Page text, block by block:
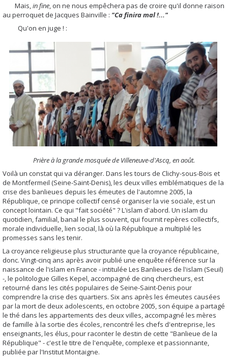
Mais,in fine, on ne nous empêchera pas de croire qu'il donne raison
au perroquet de Jacques Bainville : "Ca finira mal !..."
Qu'on en juge ! :
Prière à la grande mosquée de Villeneuve-d'Ascq, en août.
Voilà un constat qui va déranger. Dans les tours de Clichy-sous-Bois et
de Montfermeil (Seine-Saint-Denis), les deux villes emblématiques de la
crise des banlieues depuis les émeutes de l'automne 2005, la
République, ce principe collectif censé organiser la vie sociale, est un
concept lointain. Ce qui "fait société" ? L'islam d'abord. Un islam du
quotidien, familial, banal le plus souvent, qui fournit repères collectifs,
morale individuelle, lien social, là où la République a multiplié les
promesses sans les tenir.
La croyance religieuse plus structurante que la croyance républicaine,
donc. Vingt-cinq ans après avoir publié une enquête référence sur la
naissance de l'islam en France - intitulée Les Banlieues de l'islam (Seuil)
-, le politologue Gilles Kepel, accompagné de cinq chercheurs, est
retourné dans les cités populaires de Seine-Saint-Denis pour
comprendre la crise des quartiers. Six ans après les émeutes causées
par la mort de deux adolescents, en octobre 2005, son équipe a partagé
le thé dans les appartements des deux villes, accompagné les mères
de famille à la sortie des écoles, rencontré les chefs d'entreprise, les
enseignants, les élus, pour raconter le destin de cette "Banlieue de la
République" - c'est le titre de l'enquête, complexe et passionnante,
publiée par l'Institut Montaigne.